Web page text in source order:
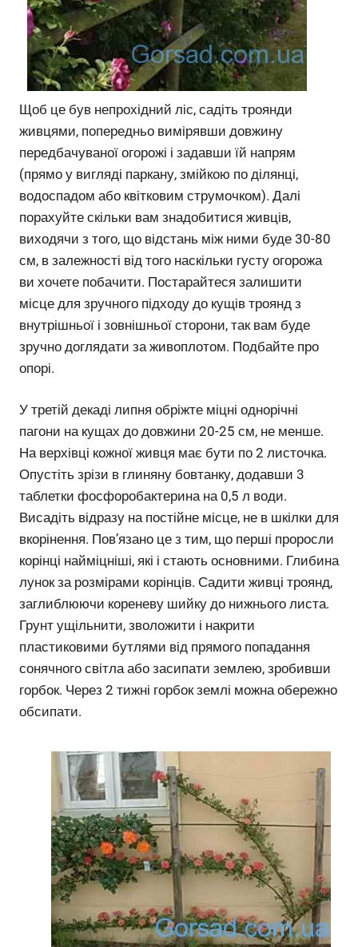
Щоб це був непрохідний ліс, садіть троянди
живцями, попередньо вимірявши довжину
передбачуваної огорожі і задавши їй напрям
(прямо у вигляді паркану, змійкою по ділянці,
водоспадом або квітковим струмочком). Далі
порахуйте скільки вам знадобитися живців,
виходячи з того, що відстань між ними буде 30-80
см, в залежності від того наскільки густу огорожа
ви хочете побачити. Постарайтеся залишити
місце для зручного підходу до кущів троянд з
внутрішньої і зовнішньої сторони, так вам буде
зручно доглядати за живоплотом. Подбайте про
опорі.
У третій декаді липня обріжте міцні однорічні
пагони на кущах до довжини 20-25 см, не менше.
На верхівці кожної живця має бути по 2 листочка.
Опустіть зрізи в глиняну бовтанку, додавши 3
таблетки фосфоробактерина на 0,5 л води.
Висадіть відразу на постійне місце, не в шкілки для
вкорінення. Пов’язано це з тим, що перші проросли
корінці найміцніші, які і стають основними. Глибина
лунок за розмірами корінців. Садити живці троянд,
заглиблюючи кореневу шийку до нижнього листа.
Грунт ущільнити, зволожити і накрити
пластиковими бутлями від прямого попадання
сонячного світла або засипати землею, зробивши
горбок. Через 2 тижні горбок землі можна обережно
обсипати.